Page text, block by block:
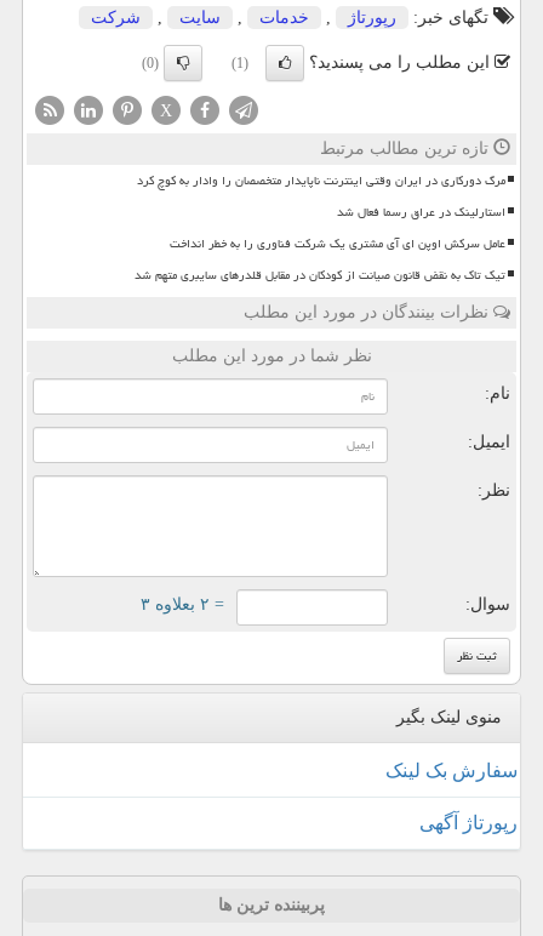
تگهای خبر:
رپورتاژ , خدمات , سایت , شركت
این مطلب را می پسندید؟ (1)
(0)
X
تازه ترین مطالب مرتبط
مرگ دورکاری در ایران وقتی اینترنت ناپایدار متخصصان را وادار به کوچ کرد
استارلینک در عراق رسما فعال شد
عامل سرکش اوپن ای آی مشتری یک شرکت فناوری را به خطر انداخت
تیک تاک به نقض قانون صیانت از کودکان در مقابل قلدرهای سایبری متهم شد
نظرات بینندگان در مورد این مطلب
نظر شما در مورد این مطلب
نام:
ایمیل:
نظر:
سوال: = ۲ بعلاوه ۳
منوی لینک بگیر
سفارش بک لینک
رپورتاژ آگهی
پربیننده ترین ها